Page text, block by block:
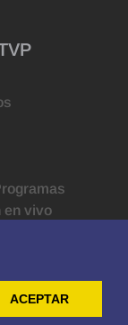
en vivo
las audiencias
ACEPTAR
ACEPTAR